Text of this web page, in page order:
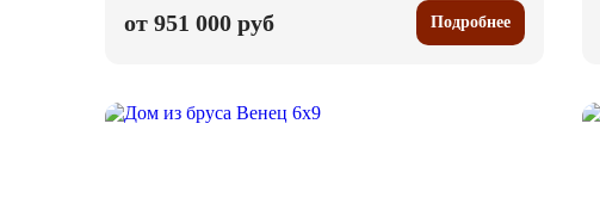
от 951 000 руб Подробнее